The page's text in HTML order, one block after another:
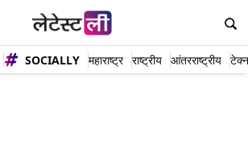
SOCIALLY महाराष्ट्र राष्ट्रीय आंतरराष्ट्रीय